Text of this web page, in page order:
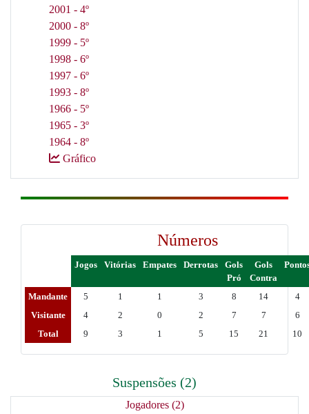
2001 - 4º
2000 - 8º
1999 - 5º
1998 - 6º
1997 - 6º
1993 - 8º
1966 - 5º
1965 - 3º
1964 - 8º
Gráfico
Números
Jogos Vitórias Empates Derrotas
Gols
Pró
Gols
Contra
Mandante 5 1 1 3 8 14
4
Visitante
4 2 0 2 7 7
6
Total
9 3 1 5 15 21 10
Suspensões (2)
Jogadores (2)